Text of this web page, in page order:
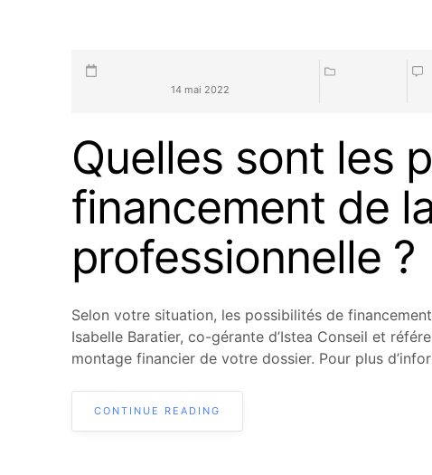
14 mai 2022
Quelles sont les
financement de
professionnelle ?
Selon votre situation, les possibilités de
Isabelle Baratier, co-gérante d’Istea Conseil et
montage financier de votre dossier. Pour plus
CONTINUE READING